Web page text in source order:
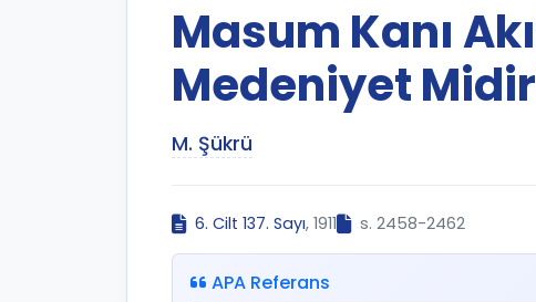
Masum Kanı
Medeniyet
M. Şükrü
6. Cilt 137. Sayı, 1911 s. 2458-2462
APA Referans